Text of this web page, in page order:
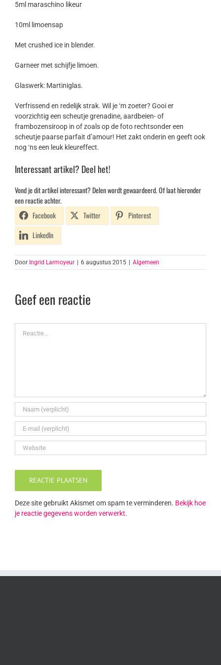
5ml maraschino likeur
10ml limoensap
Met crushed ice in blender.
Garneer met schijfje limoen.
Glaswerk: Martiniglas.
Verfrissend en redelijk strak. Wil je ‘m zoeter? Gooi er
voorzichtig een scheutje grenadine, aardbeien- of
frambozensiroop in of zoals op de foto rechtsonder een
scheutje paarse parfait d’amour! Het zakt onderin en geeft ook
nog ‘ns een leuk kleureffect.
Interessant artikel? Deel het!
Vond je dit artikel interessant? Delen wordt gewaardeerd. Of laat hieronder
een reactie achter.
Facebook
Twitter
Pinterest
LinkedIn
Door Ingrid Larmoyeur 6 augustus 2015 Algemeen
Geef een reactie
Deze site gebruikt Akismet om spam te verminderen. Bekijk hoe
je reactie gegevens worden verwerkt.